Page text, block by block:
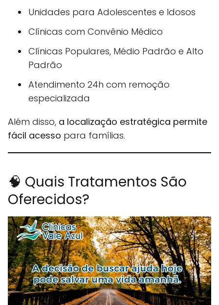
Unidades para Adolescentes e Idosos
Clínicas com Convênio Médico
Clínicas Populares, Médio Padrão e Alto
Padrão
Atendimento 24h com remoção
especializada
Além disso, a localização estratégica permite
fácil acesso para famílias.
🧠 Quais Tratamentos São
Oferecidos?